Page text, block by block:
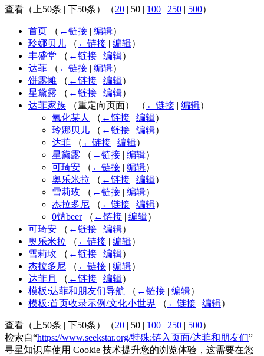
查看（ 上50条 | 下50条）（20 | 50 | 100 | 250 | 500）
首页 （ ←链接 | 编辑）
玲娜贝儿
（ ←链接 | 编辑）
丰盛堂
（ ←链接 | 编辑）
达菲
（ ←链接 | 编辑）
饼露摊
（ ←链接 | 编辑）
星黛露
（ ←链接 | 编辑）
达菲家族 （重定向页面） （ ←链接 | 编辑）
氧化某人
（ ←链接 | 编辑）
玲娜贝儿
（ ←链接 | 编辑）
达菲
（ ←链接 | 编辑）
星黛露
（ ←链接 | 编辑）
可琦安
（ ←链接 | 编辑）
奥乐米拉
（ ←链接 | 编辑）
雪莉玫
（ ←链接 | 编辑）
杰拉多尼
（ ←链接 | 编辑）
0钠beer
（ ←链接 | 编辑）
可琦安
（ ←链接 | 编辑）
奥乐米拉
（ ←链接 | 编辑）
雪莉玫
（ ←链接 | 编辑）
杰拉多尼
（ ←链接 | 编辑）
达菲月
（ ←链接 | 编辑）
模板:达菲和朋友们导航
（ ←链接 | 编辑）
模板:首页收录示例/文化小世界
（ ←链接 | 编辑）
查看（ 上50条 | 下50条）（20 | 50 | 100 | 250 | 500）
检索自“https://www.seekstar.org/特殊:链入页面/达菲和朋友们”
寻星知识库使用 Cookie 技术提升您的浏览体验，这需要在您